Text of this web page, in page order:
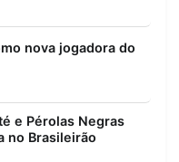
nova jogadora do
e Pérolas Negras
no Brasileirão